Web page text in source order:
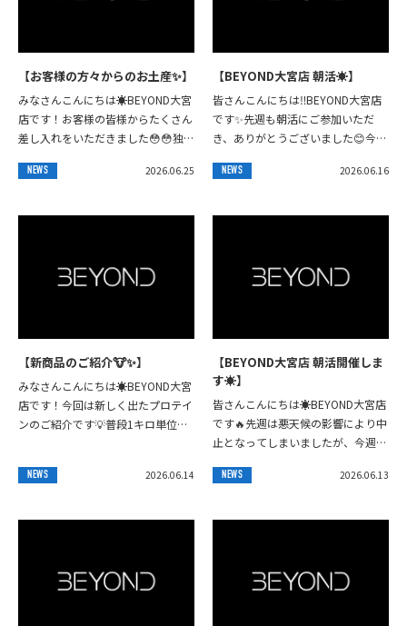
【お客様の方々からのお土産✨】
みなさんこんにちは☀️BEYOND大宮
店です！お客様の皆様からたくさん
差し入れをいただきました😳😳独特
ー大喜びです✨インスタグラムに上
NEWS 2026.06.25
【BEYOND大宮店 朝活☀️】
皆さんこんにちは‼️BEYOND大宮店
です✨️先週も朝活にご参加いただ
き、ありがとうございました😊今回
く身体を動かしながら楽しい時間を
NEWS 2026.06.16
【新商品のご紹介🐮✨】
みなさんこんにちは☀️BEYOND大宮
店です！今回は新しく出たプロテイ
ンのご紹介です💡普段1キロ単位で
完成しまし...
NEWS 2026.06.14
【BEYOND大宮店 朝活開催しま
す☀️】
皆さんこんにちは☀️BEYOND大宮店
です🔥先週は悪天候の影響により中
止となってしまいましたが、今週は
BEYOND大宮店をスタートし、大宮
NEWS 2026.06.13